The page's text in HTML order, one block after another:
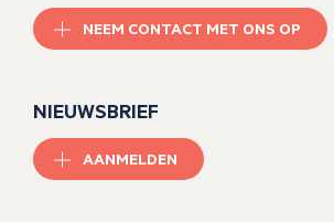
NEEM CONTACT MET ONS OP
NIEUWSBRIEF
AANMELDEN